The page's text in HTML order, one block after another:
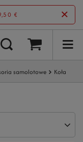
€
samolotowe Koła